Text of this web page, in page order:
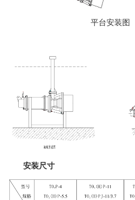
平台安装图
安装尺寸